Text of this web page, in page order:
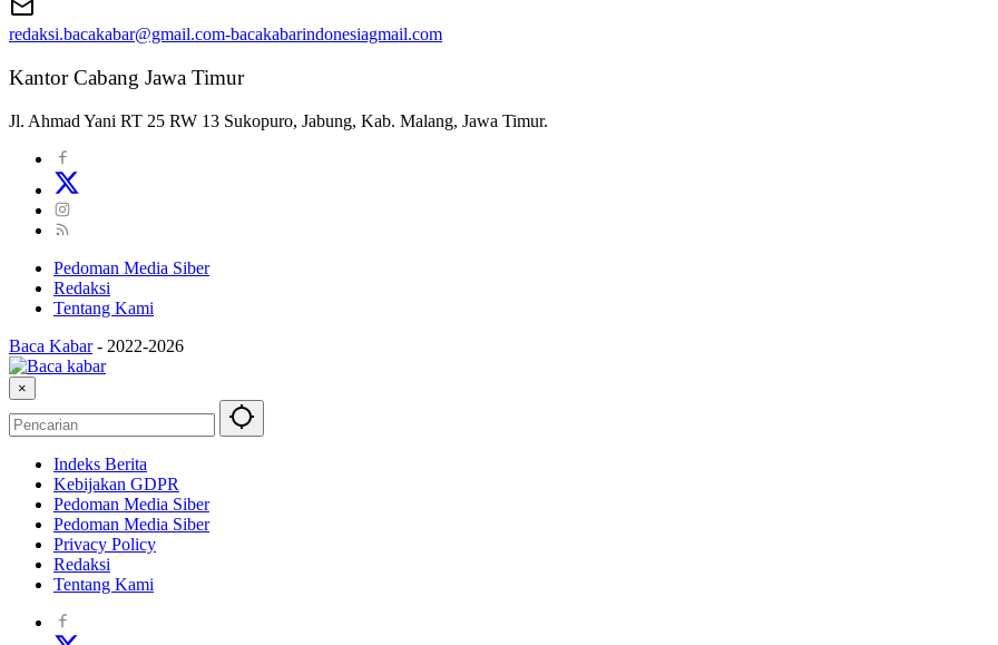
redaksi.bacakabar@gmail.com-bacakabarindonesiagmail.com
Kantor Cabang Jawa Timur
Jl. Ahmad Yani RT 25 RW 13 Sukopuro, Jabung, Kab. Malang, Jawa Timur.
Pedoman Media Siber
Redaksi
Tentang Kami
Baca Kabar - 2022-2026
×
Indeks Berita
Kebijakan GDPR
Pedoman Media Siber
Pedoman Media Siber
Privacy Policy
Redaksi
Tentang Kami